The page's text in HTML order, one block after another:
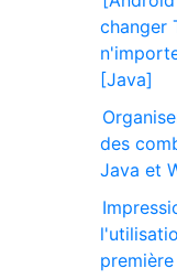
changer
[Java]
des
Java et